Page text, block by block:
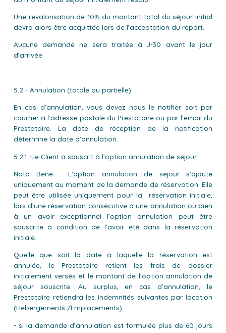
Une revalorisation de 10% du montant total du séjour initial
devra alors être acquittée lors de l’acceptation du report.
Aucune demande ne sera traitée à J-30 avant le jour
d’arrivée.
5.2 - Annulation (totale ou partielle)
En cas d’annulation, vous devez nous le notifier soit par
courrier à l’adresse postale du Prestataire ou par l’email du
Prestataire. La date de réception de la notification
détermine la date d’annulation.
5.2.1 -Le Client a souscrit à l’option annulation de séjour
Nota Bene : L’option annulation de séjour s’ajoute
uniquement au moment de la demande de réservation. Elle
peut être utilisée uniquement pour la réservation initiale,
lors d’une réservation consécutive à une annulation ou bien
à un avoir exceptionnel l’option annulation peut être
souscrite à condition de l’avoir été dans la réservation
initiale.
Quelle que soit la date à laquelle la réservation est
annulée, le Prestataire retient les frais de dossier
initialement versés et le montant de l’option annulation de
séjour souscrite. Au surplus, en cas d’annulation, le
Prestataire retiendra les indemnités suivantes par location
(Hébergements /Emplacements) :
- si la demande d’annulation est formulée plus de 60 jours